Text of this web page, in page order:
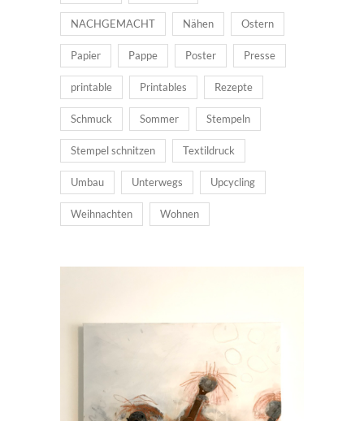
NACHGEMACHT Nähen Ostern
Papier Pappe Poster Presse
printable Printables Rezepte
Schmuck Sommer Stempeln
Stempel schnitzen Textildruck
Umbau Unterwegs Upcycling
Weihnachten Wohnen